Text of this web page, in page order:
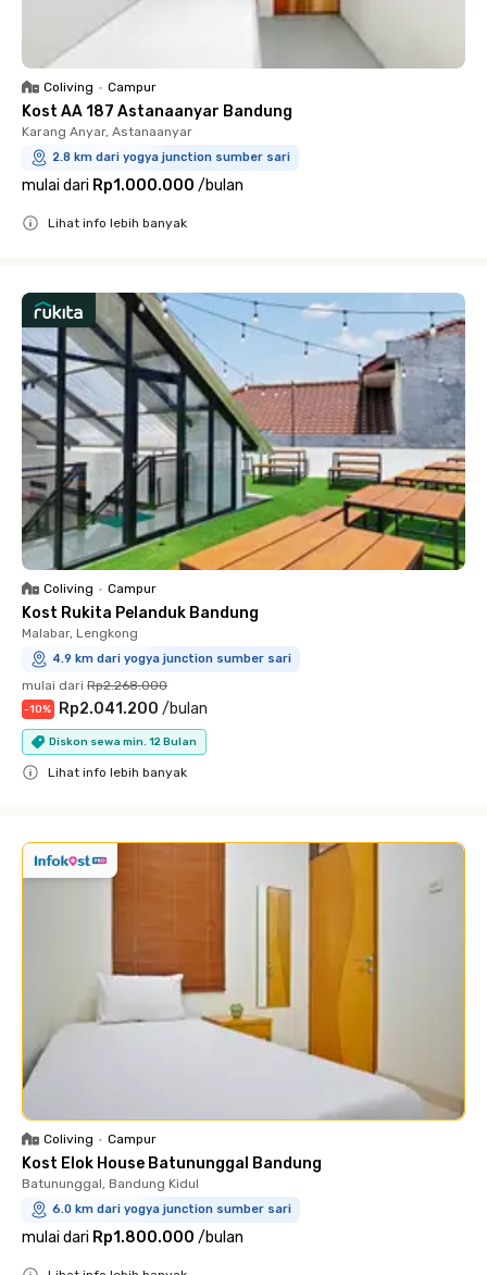
Coliving • Campur
Kost AA 187 Astanaanyar Bandung
Karang Anyar, Astanaanyar
2.8 km dari yogya junction sumber sari
mulai dari Rp1.000.000 /bulan
Lihat info lebih banyak
Coliving • Campur
Kost Rukita Pelanduk Bandung
Malabar, Lengkong
4.9 km dari yogya junction sumber sari
mulai dari Rp2.268.000
-10% Rp2.041.200 /bulan
Diskon sewa min. 12 Bulan
Lihat info lebih banyak
Coliving • Campur
Kost Elok House Batununggal Bandung
Batununggal, Bandung Kidul
6.0 km dari yogya junction sumber sari
mulai dari Rp1.800.000 /bulan